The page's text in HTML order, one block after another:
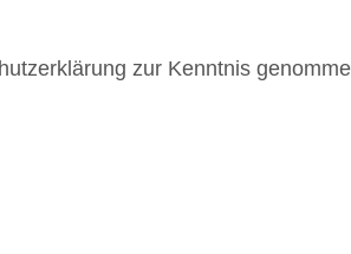
zur Kenntnis